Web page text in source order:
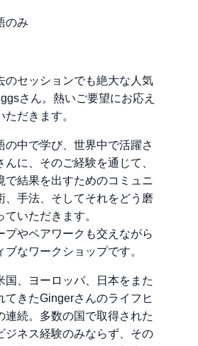
のみ
のセッションでも絶大な人気
さん。熱いご要望にお応え
だきます。
の中で学び、世界中で活躍さ
に、そのご経験を通じて、
で結果を出すためのコミュニ
、手法、そしてそれをどう磨
いただきます。
プやペアワークも交えながら
なワークショップです。
国、ヨーロッパ、日本をまた
てきたGingerさんのライフヒ
連続。多数の国で取得された
ジネス経験のみならず、その